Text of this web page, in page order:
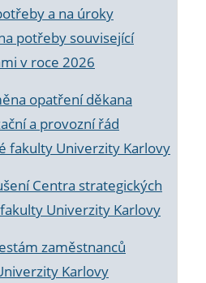
a na úroky
potřeby související
v roce 2026
opatření děkana
a provozní řád
fakulty Univerzity Karlovy
Centra strategických
Univerzity Karlovy
zaměstnanců
Karlovy